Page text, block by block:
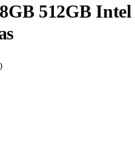
512GB